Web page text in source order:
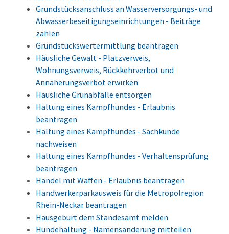
Grundstücksanschluss an Wasserversorgungs- und
Abwasserbeseitigungseinrichtungen - Beiträge
zahlen
Grundstückswertermittlung beantragen
Häusliche Gewalt - Platzverweis,
Wohnungsverweis, Rückkehrverbot und
Annäherungsverbot erwirken
Häusliche Grünabfälle entsorgen
Haltung eines Kampfhundes - Erlaubnis
beantragen
Haltung eines Kampfhundes - Sachkunde
nachweisen
Haltung eines Kampfhundes - Verhaltensprüfung
beantragen
Handel mit Waffen - Erlaubnis beantragen
Handwerkerparkausweis für die Metropolregion
Rhein-Neckar beantragen
Hausgeburt dem Standesamt melden
Hundehaltung - Namensänderung mitteilen